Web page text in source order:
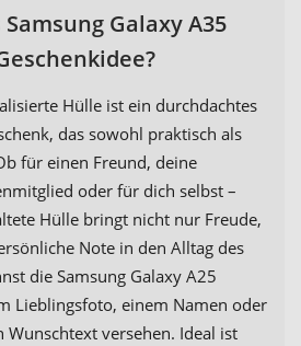
Galaxy A35
Hülle ist ein durchdachtes
das sowohl praktisch als
für einen Freund, deine
oder für dich selbst –
Hülle bringt nicht nur Freude,
Note in den Alltag des
die Samsung Galaxy A25
Lieblingsfoto, einem Namen oder
versehen. Ideal ist